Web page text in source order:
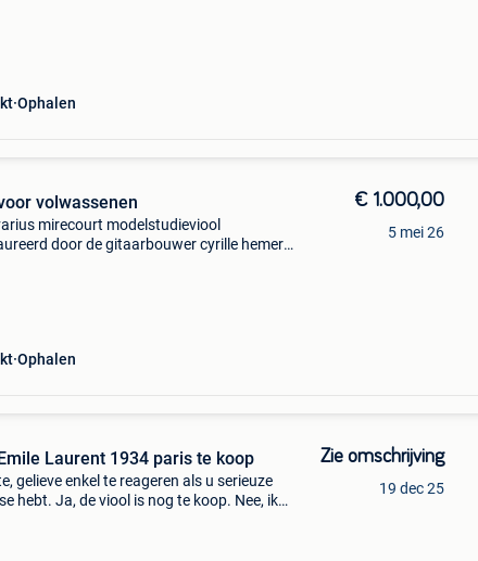
Ophalen
volwassenen
mirecourt modelstudieviool
door de gitaarbouwer cyrille hemery,
Ophalen
€ 1.000,00
5 mei 26
Laurent 1934 paris te koop
gelieve enkel te reageren als u serieuze
hebt. Ja, de viool is nog te koop. Nee, ik
Zie omschrijving
19 dec 25